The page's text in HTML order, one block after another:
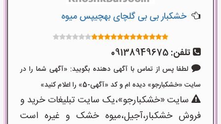
خشکبار بی بی گلچای بهچیپس میوه
تلفن: 09138949675
لطفا پس از تماس با آگهی دهنده بگویید: «آگهی شما را در
سایت «خشکبارجو» دیده ام و کد «آگهی-5» را اعلام کنید»
سایت «خشکبارجو»،یک سایت تبلیغات خرید و
فروش خشکبار،آجیل،میوه خشک و غیره است